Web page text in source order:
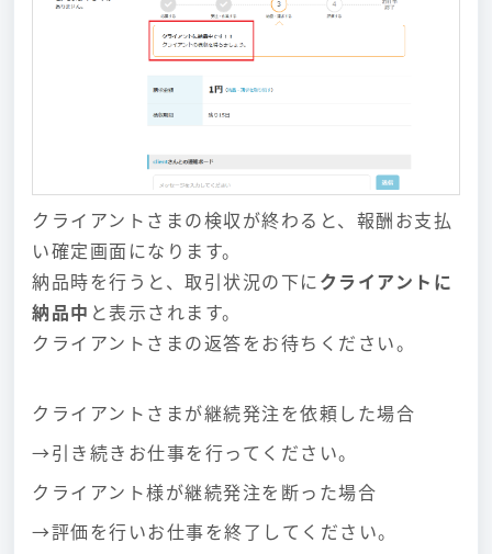
クライアントさまの検収が終わると、報酬お支払
い確定画面になります。
納品時を行うと、取引状況の下にクライアントに
納品中 と表示されます。
クライアントさまの返答をお待ちください。
クライアントさまが継続発注を依頼した場合
→引き続きお仕事を行ってください。
クライアント様が継続発注を断った場合
→評価を行いお仕事を終了してください。